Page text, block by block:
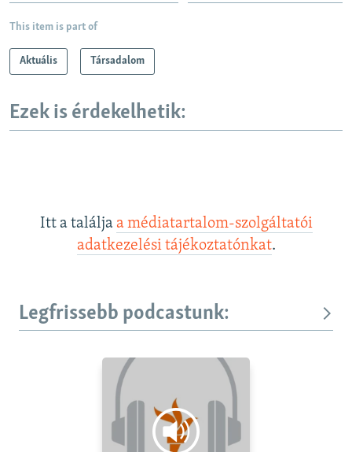
This item is part of
Aktuális Társadalom
Ezek is érdekelhetik:
Itt a találja a médiatartalom-szolgáltatói
adatkezelési tájékoztatónkat.
Legfrissebb podcastunk: